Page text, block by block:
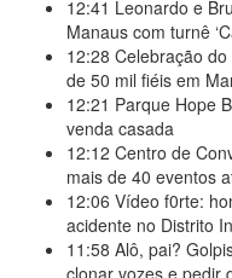
12:41 Leonardo e
Manaus com turnê
12:28 Celebração
de 50 mil fiéis em
12:21 Parque Hope
venda casada
12:12 Centro de
mais de 40 eventos
12:06 Vídeo f0rte:
acidente no Distrito
11:58 Alô, pai?
clonar vozes e pedir